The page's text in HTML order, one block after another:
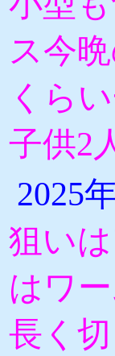
ス今
くら
子供2
2025
狙い
はワ
長く